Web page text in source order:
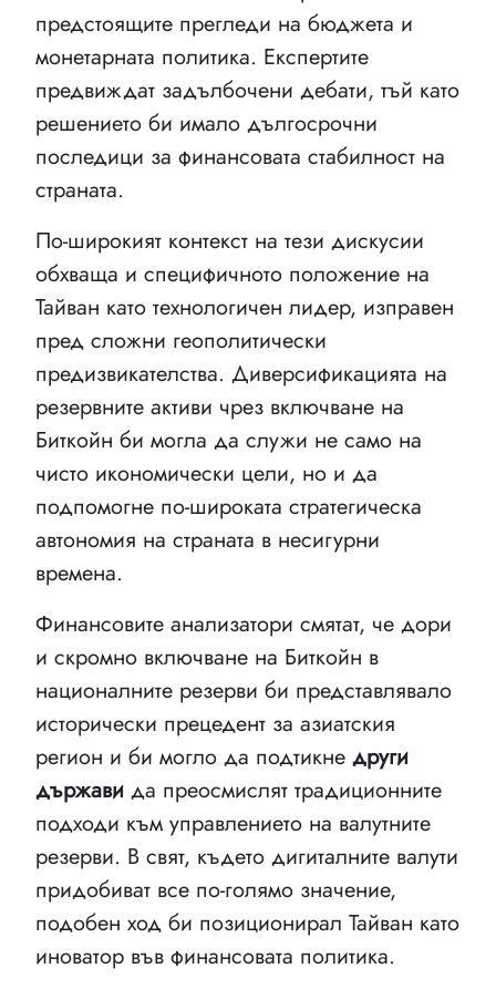
предстоящите прегледи на бюджета и
монетарната политика. Експертите
предвиждат задълбочени дебати, тъй като
решението би имало дългосрочни
последици за финансовата стабилност на
страната.
По-широкият контекст на тези дискусии
обхваща и специфичното положение на
Тайван като технологичен лидер, изправен
пред сложни геополитически
предизвикателства. Диверсификацията на
резервните активи чрез включване на
Биткойн би могла да служи не само на
чисто икономически цели, но и да
подпомогне по-широката стратегическа
автономия на страната в несигурни
времена.
Финансовите анализатори смятат, че дори
и скромно включване на Биткойн в
националните резерви би представлявало
исторически прецедент за азиатския
регион и би могло да подтикне други
държави да преосмислят традиционните
подходи към управлението на валутните
резерви. В свят, където дигиталните валути
придобиват все по-голямо значение,
подобен ход би позиционирал Тайван като
иноватор във финансовата политика.